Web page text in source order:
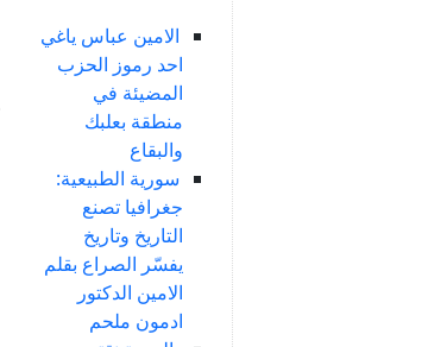
الامين عباس ياغي
احد رموز الحزب
المضيئة في
منطقة بعلبك
والبقاع
سورية الطبيعية:
جغرافيا تصنع
التاريخ وتاريخ
يفسّر الصراع بقلم
الامين الدكتور
ادمون ملحم